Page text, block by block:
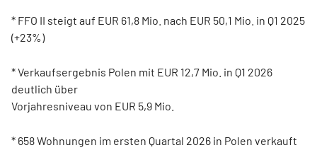
* FFO II steigt auf EUR 61,8 Mio. nach EUR 50,1 Mio. in Q1 2025
(+23%)
* Verkaufsergebnis Polen mit EUR 12,7 Mio. in Q1 2026
deutlich über
Vorjahresniveau von EUR 5,9 Mio.
* 658 Wohnungen im ersten Quartal 2026 in Polen verkauft